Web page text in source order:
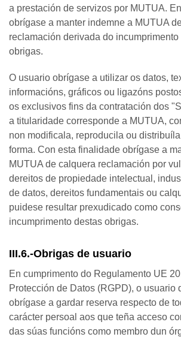
a prestación de servizos por MUTUA.
obrígase a manter indemne a MUTUA
reclamación derivada do
obrigas.
O usuario obrígase a utilizar os datos,
informacións, gráficos ou ligazóns
os exclusivos fins da contratación dos
a titularidade corresponde a MUTUA,
non modificala, reproducila ou
forma. Con esta finalidade obrígase a
MUTUA de calquera reclamación por
dereitos de propiedade intelectual,
de datos, dereitos fundamentais ou
puidese resultar prexudicado como
incumprimento destas obrigas.
III.6.-Obrigas de usuario
En cumprimento do Regulamento UE
Protección de Datos (RGPD), o usuario
obrígase a gardar reserva respecto de
carácter persoal aos que teña acceso
das súas funcións como membro dun